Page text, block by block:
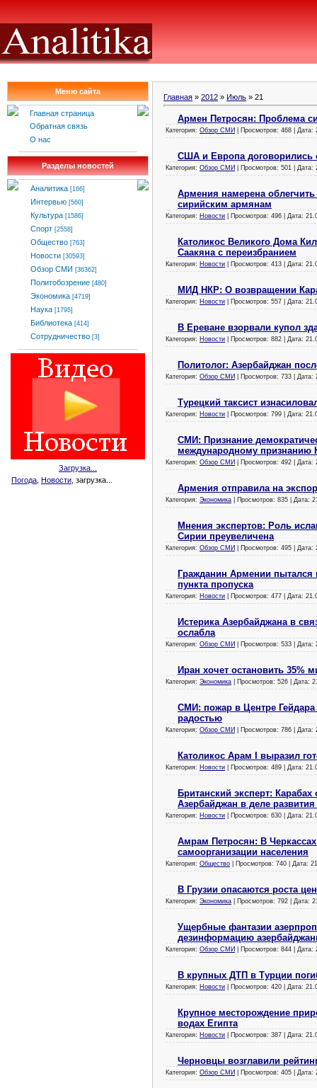
Меню сайта
Главная страница
Обратная связь
О нас
Разделы новостей
Аналитика [166]
Интервью [560]
Культура [1586]
Спорт [2558]
Общество [763]
Новости [30593]
Обзор СМИ [36362]
Политобозрение [480]
Экономика [4719]
Наука [1795]
Библиотека [414]
Сотрудничество [3]
Загрузка...
Погода Новости , загрузка...
Главная » 2012 » Июль » 21
Армен Петросян: Проблема
Категория: Обзор СМИ | Просмотров: 468 | Дата:
США и Европа договорились
Категория: Обзор СМИ | Просмотров: 501 | Дата:
Армения намерена облегчить
сирийским армянам
Категория: Новости | Просмотров: 496 | Дата:
Католикос Великого Дома
Саакяна с переизбранием
Категория: Новости | Просмотров: 413 | Дата:
МИД НКР: О возвращении
Категория: Новости | Просмотров: 557 | Дата:
В Ереване взорвали купол
Категория: Новости | Просмотров: 882 | Дата:
Политолог: Азербайджан
Категория: Обзор СМИ | Просмотров: 733 | Дата:
Турецкий таксист
Категория: Новости | Просмотров: 799 | Дата:
СМИ: Признание
международному признанию
Категория: Обзор СМИ | Просмотров: 492 | Дата:
Армения отправила на
Категория: Экономика | Просмотров: 835 | Дата:
Мнения экспертов: Роль
Сирии преувеличена
Категория: Обзор СМИ | Просмотров: 495 | Дата:
Гражданин Армении пытался
пункта пропуска
Категория: Новости | Просмотров: 477 | Дата:
Истерика Азербайджана в
ослабла
Категория: Обзор СМИ | Просмотров: 533 | Дата:
Иран хочет остановить 35%
Категория: Экономика | Просмотров: 526 | Дата:
СМИ: пожар в Центре
радостью
Категория: Обзор СМИ | Просмотров: 786 | Дата:
Католикос Арам I выразил
Категория: Новости | Просмотров: 489 | Дата:
Британский эксперт:
Азербайджан в деле
Категория: Новости | Просмотров: 630 | Дата:
Амрам Петросян: В
самоорганизации населения
Категория: Общество | Просмотров: 740 | Дата:
В Грузии опасаются роста
Категория: Экономика | Просмотров: 792 | Дата:
Ущербные фантазии
дезинформацию
Категория: Обзор СМИ | Просмотров: 844 | Дата:
В крупных ДТП в Турции
Категория: Новости | Просмотров: 420 | Дата:
Крупное месторождение
водах Египта
Категория: Новости | Просмотров: 387 | Дата:
Черновцы возглавили
Категория: Обзор СМИ | Просмотров: 405 | Дата: